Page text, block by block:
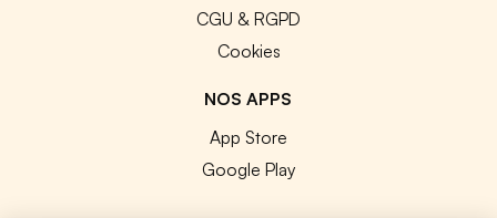
CGU & RGPD
Cookies
NOS APPS
App Store
Google Play